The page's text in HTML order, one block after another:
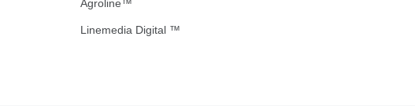
Agroline™
Linemedia Digital ™